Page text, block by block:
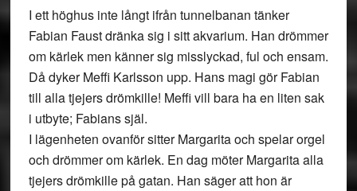
I ett höghus inte långt ifrån tunnelbanan tänker
Fabian Faust dränka sig i sitt akvarium. Han drömmer
om kärlek men känner sig misslyckad, ful och ensam.
Då dyker Meffi Karlsson upp. Hans magi gör Fabian
till alla tjejers drömkille! Meffi vill bara ha en liten sak
i utbyte; Fabians själ.
I lägenheten ovanför sitter Margarita och spelar orgel
och drömmer om kärlek. En dag möter Margarita alla
tjejers drömkille på gatan. Han säger att hon är